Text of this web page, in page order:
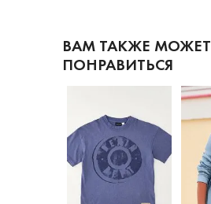
ВАМ ТАКЖЕ МОЖЕТ
ПОНРАВИТЬСЯ